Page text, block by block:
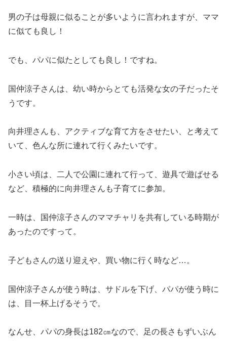
男の子は母親に似ることが多いように言われますが、ママ
に似ても良し！
でも、パパに似たとしても良し！ですね。
国仲涼子さんは、幼い時からとても活発な女の子だったそ
うです。
向井理さんも、アクティブな育て方をさせたい、と考えて
いて、色んな所に連れて行くみたいです。
小さい頃は、二人で公園に連れて行って、遊具で遊ばせる
など、積極的に向井理さんも子育てに参加。
一時は、国仲涼子さんのママチャリを共有している時期が
あったのですって。
子どもさんの送り迎えや、買い物に行く時など…。
国仲涼子さんが使う時は、サドルを下げ、パパが使う時に
は、目一杯上げるそうで。
なんせ、パパの身長は182㎝なので、足の長さもずいぶん